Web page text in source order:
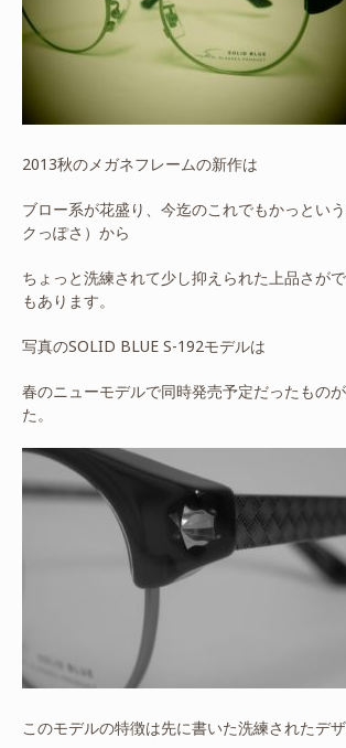
2013秋のメガネフレームの新作は
ブロー系が花盛り、今迄のこれでもかっとい
クっぽさ）から
ちょっと洗練されて少し抑えられた上品さが
もあります。
写真のSOLID BLUE S-192モデルは
春のニューモデルで同時発売予定だったもの
た。
このモデルの特徴は先に書いた洗練されたデ